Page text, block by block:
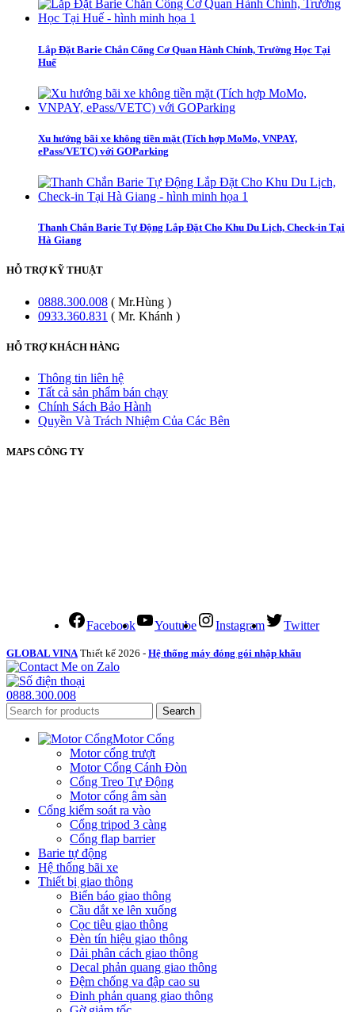
Lắp Đặt Barie Chắn Cổng Cơ Quan Hành Chính, Trường Học Tại
Huế
Xu hướng bãi xe không tiền mặt (Tích hợp MoMo, VNPAY,
ePass/VETC) với GOParking
Thanh Chắn Barie Tự Động Lắp Đặt Cho Khu Du Lịch, Check-in Tại
Hà Giang
HỖ TRỢ KỸ THUẬT
0888.300.008 ( Mr.Hùng )
0933.360.831 ( Mr. Khánh )
HỖ TRỢ KHÁCH HÀNG
Thông tin liên hệ
Tất cả sản phẩm bán chạy
Chính Sách Bảo Hành
Quyền Và Trách Nhiệm Của Các Bên
MAPS CÔNG TY
Facebook Youtube Instagram Twitter
GLOBAL VINA Thiết kế 2026 - Hệ thống máy đóng gói nhập khẩu
0888.300.008
Search
Motor Cổng
Motor cổng trượt
Motor Cổng Cánh Đòn
Cổng Treo Tự Động
Motor cổng âm sàn
Cổng kiểm soát ra vào
Cổng tripod 3 càng
Cổng flap barrier
Barie tự động
Hệ thống bãi xe
Thiết bị giao thông
Biển báo giao thông
Cầu dắt xe lên xuống
Cọc tiêu giao thông
Đèn tín hiệu giao thông
Dải phân cách giao thông
Decal phản quang giao thông
Đệm chống va đập cao su
Đinh phản quang giao thông